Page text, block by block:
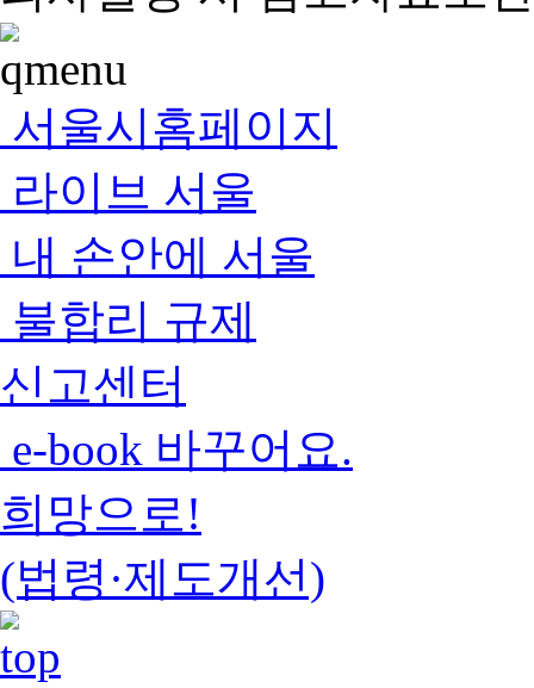
서울시홈페이지
라이브 서울
내 손안에 서울
불합리 규제
신고센터
e-book 바꾸어요.
희망으로!
(법령·제도개선)